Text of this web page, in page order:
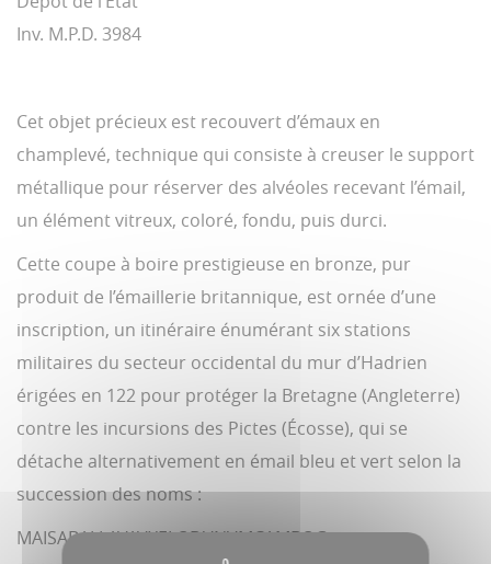
Inv. M.P.D. 3984
Cet objet précieux est recouvert d’émaux en
champlevé, technique qui consiste à creuser le support
métallique pour réserver des alvéoles recevant l’émail,
un élément vitreux, coloré, fondu, puis durci.
Cette coupe à boire prestigieuse en bronze, pur
produit de l’émaillerie britannique, est ornée d’une
inscription, un itinéraire énumérant six stations
militaires du secteur occidental du mur d’Hadrien
érigées en 122 pour protéger la Bretagne (Angleterre)
contre les incursions des Pictes (Écosse), qui se
détache alternativement en émail bleu et vert selon la
succession des noms :
MAISABALLAVAVXELODVNVMCAMBOG…